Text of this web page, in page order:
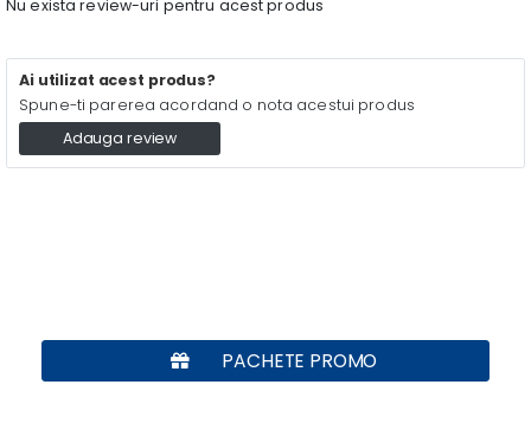
Nu exista review-uri pentru acest produs
Ai utilizat acest produs?
Spune-ti parerea acordand o nota acestui produs
Adauga review
PACHETE PROMO